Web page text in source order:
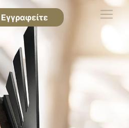
Εγγραφείτε